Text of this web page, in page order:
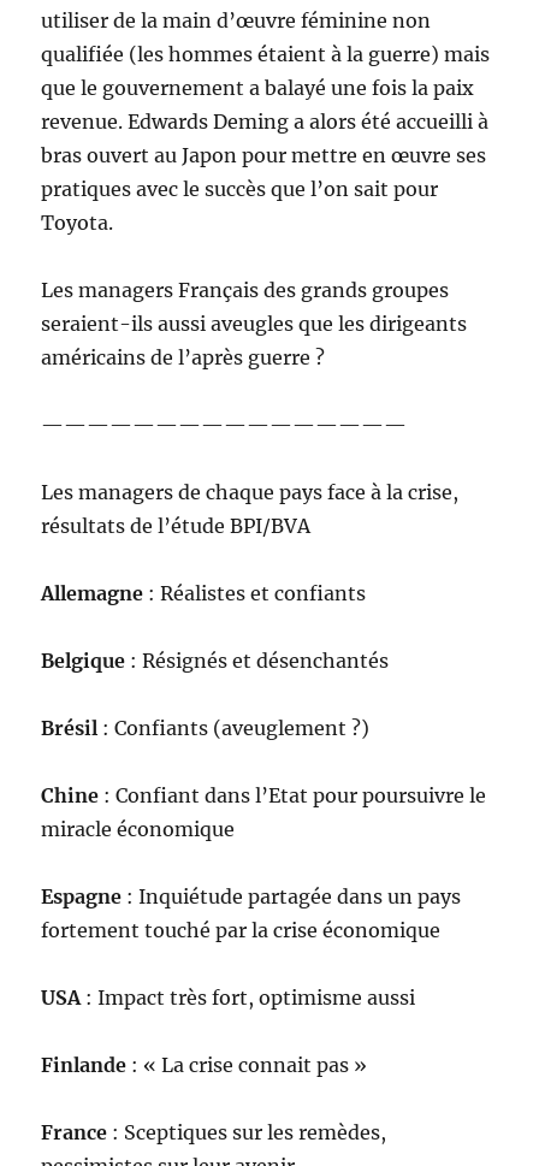
utiliser de la main d’œuvre féminine non
qualifiée (les hommes étaient à la guerre) mais
que le gouvernement a balayé une fois la paix
revenue. Edwards Deming a alors été accueilli à
bras ouvert au Japon pour mettre en œuvre ses
pratiques avec le succès que l’on sait pour
Toyota.
Les managers Français des grands groupes
seraient-ils aussi aveugles que les dirigeants
américains de l’après guerre ?
————————————————
Les managers de chaque pays face à la crise,
résultats de l’étude BPI/BVA
Allemagne : Réalistes et confiants
Belgique : Résignés et désenchantés
Brésil : Confiants (aveuglement ?)
Chine : Confiant dans l’Etat pour poursuivre le
miracle économique
Espagne : Inquiétude partagée dans un pays
fortement touché par la crise économique
USA : Impact très fort, optimisme aussi
Finlande : « La crise connait pas »
France : Sceptiques sur les remèdes,